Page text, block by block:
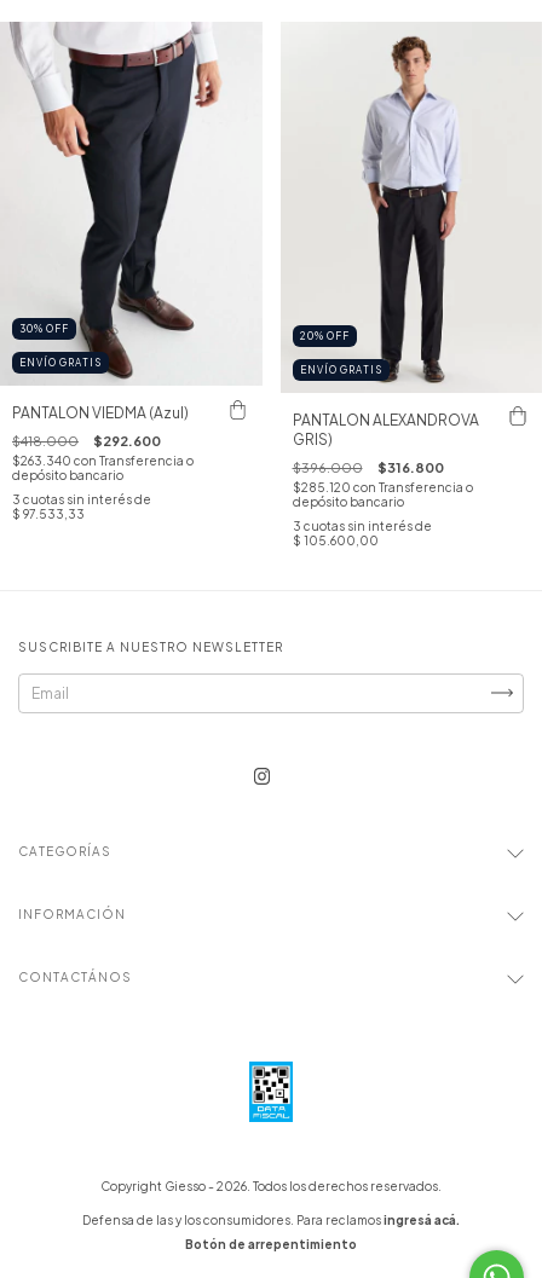
30% OFF
ENVÍO GRATIS
PANTALON VIEDMA (Azul)
$418.000 $292.600
$263.340 con Transferencia o
depósito bancario
3 cuotas sin interés de
$ 97.533,33
20% OFF
ENVÍO GRATIS
PANTALON ALEXANDROVA
GRIS)
$396.000 $316.800
$285.120 con Transferencia o
depósito bancario
3 cuotas sin interés de
$ 105.600,00
SUSCRIBITE A NUESTRO NEWSLETTER
CATEGORÍAS
INFORMACIÓN
CONTACTÁNOS
Copyright Giesso - 2026. Todos los derechos reservados.
Defensa de las y los consumidores. Para reclamosingresá acá.
Botón de arrepentimiento